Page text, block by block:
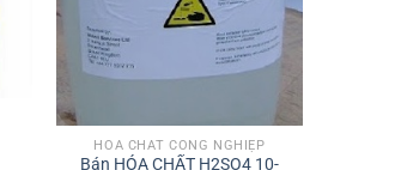
HÓA CHẤT CÔNG NGHIỆP
Bán HÓA CHẤT H2SO4 10-